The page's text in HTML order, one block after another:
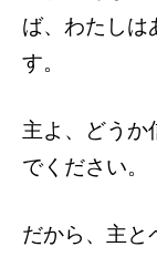
ば、わたしは
す。
主よ、どうか
でください。
だから、主と